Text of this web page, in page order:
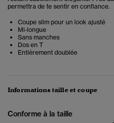
permettra de te sentir en confiance.
Coupe slim pour un look ajusté
Mi-longue
Sans manches
Dos en T
Entièrement doublée
Informations taille et coupe
Conforme à la taille